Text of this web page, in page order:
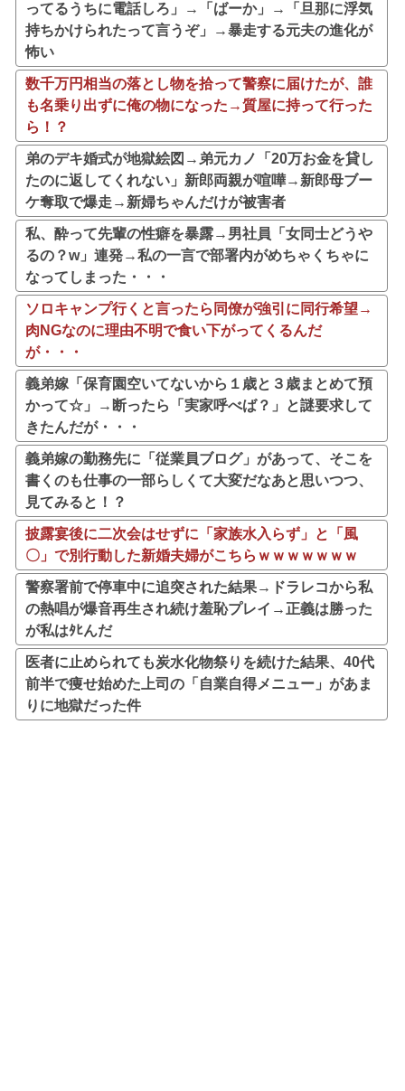
ってるうちに電話しろ」→「ばーか」→「旦那に浮気
持ちかけられたって言うぞ」→暴走する元夫の進化が
怖い
数千万円相当の落とし物を拾って警察に届けたが、誰
も名乗り出ずに俺の物になった→質屋に持って行った
ら！？
弟のデキ婚式が地獄絵図→弟元カノ「20万お金を貸し
たのに返してくれない」新郎両親が喧嘩→新郎母ブー
ケ奪取で爆走→新婦ちゃんだけが被害者
私、酔って先輩の性癖を暴露→男社員「女同士どうや
るの？w」連発→私の一言で部署内がめちゃくちゃに
なってしまった・・・
ソロキャンプ行くと言ったら同僚が強引に同行希望→
肉NGなのに理由不明で食い下がってくるんだ
が・・・
義弟嫁「保育園空いてないから１歳と３歳まとめて預
かって☆」→断ったら「実家呼べば？」と謎要求して
きたんだが・・・
義弟嫁の勤務先に「従業員ブログ」があって、そこを
書くのも仕事の一部らしくて大変だなあと思いつつ、
見てみると！？
披露宴後に二次会はせずに「家族水入らず」と「風
〇」で別行動した新婚夫婦がこちらｗｗｗｗｗｗｗ
警察署前で停車中に追突された結果→ドラレコから私
の熱唱が爆音再生され続け羞恥プレイ→正義は勝った
が私はﾀﾋんだ
医者に止められても炭水化物祭りを続けた結果、40代
前半で痩せ始めた上司の「自業自得メニュー」があま
りに地獄だった件